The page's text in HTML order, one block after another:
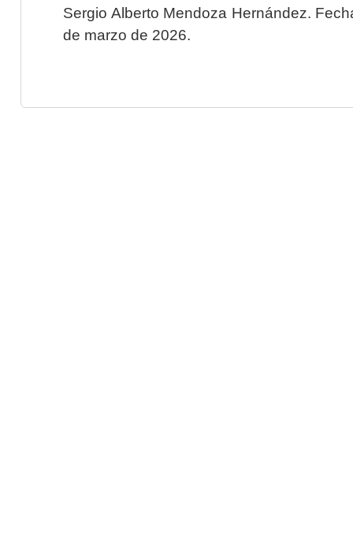
Sergio Alberto Mendoza Hernández.
de marzo de 2026.